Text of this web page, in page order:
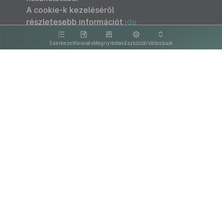
SzerkezetKeresésMegnyitottakEszköztárVáltozások
A cookie-k kezeléséről
részletesebb információt ide
kattintva olvashat.